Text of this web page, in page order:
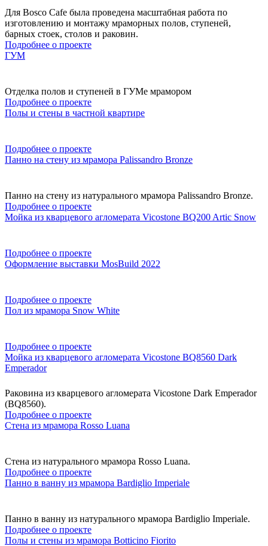
Для Bosco Cafe была проведена масштабная работа по
изготовлению и монтажу мраморных полов, ступеней,
барных стоек, столов и раковин.
Подробнее о проекте
ГУМ
Отделка полов и ступеней в ГУМе мрамором
Подробнее о проекте
Полы и стены в частной квартире
Подробнее о проекте
Панно на стену из мрамора Palissandro Bronze
Панно на стену из натурального мрамора Palissandro Bronze.
Подробнее о проекте
Мойка из кварцевого агломерата Vicostone BQ200 Artic Snow
Подробнее о проекте
Оформление выставки MosBuild 2022
Подробнее о проекте
Пол из мрамора Snow White
Подробнее о проекте
Мойка из кварцевого агломерата Vicostone BQ8560 Dark
Emperador
Раковина из кварцевого агломерата Vicostone Dark Emperador
(BQ8560).
Подробнее о проекте
Стена из мрамора Rosso Luana
Стена из натурального мрамора Rosso Luana.
Подробнее о проекте
Панно в ванну из мрамора Bardiglio Imperiale
Панно в ванну из натурального мрамора Bardiglio Imperiale.
Подробнее о проекте
Полы и стены из мрамора Botticino Fiorito